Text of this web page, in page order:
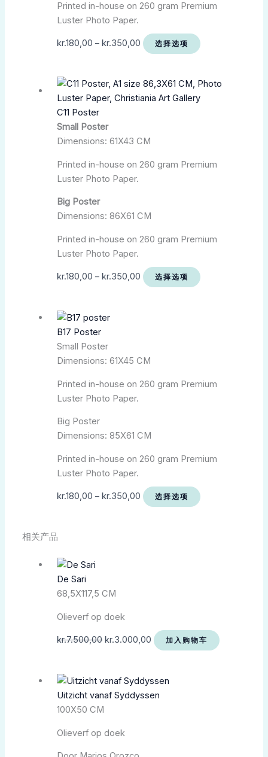
Printed in-house on 260 gram Premium
Luster Photo Paper.
kr.180,00 – kr.350,00 选择选项
C11 Poster
Small Poster
Dimensions: 61X43 CM
Printed in-house on 260 gram Premium
Luster Photo Paper.
Big Poster
Dimensions: 86X61 CM
Printed in-house on 260 gram Premium
Luster Photo Paper.
kr.180,00 – kr.350,00 选择选项
B17 Poster
Small Poster
Dimensions: 61X45 CM
Printed in-house on 260 gram Premium
Luster Photo Paper.
Big Poster
Dimensions: 85X61 CM
Printed in-house on 260 gram Premium
Luster Photo Paper.
kr.180,00 – kr.350,00 选择选项
相关产品
De Sari
68,5X117,5 CM
Olieverf op doek
kr.7.500,00 kr.3.000,00 加入购物车
Uitzicht vanaf Syddyssen
100X50 CM
Olieverf op doek